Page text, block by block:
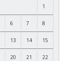
1
6 7 8
13 14 15
20 21 22